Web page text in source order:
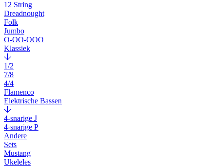
12 String
Dreadnought
Folk
Jumbo
O-OO-OOO
Klassiek
1/2
7/8
4/4
Flamenco
Elektrische Bassen
4-snarige J
4-snarige P
Andere
Sets
Mustang
Ukeleles